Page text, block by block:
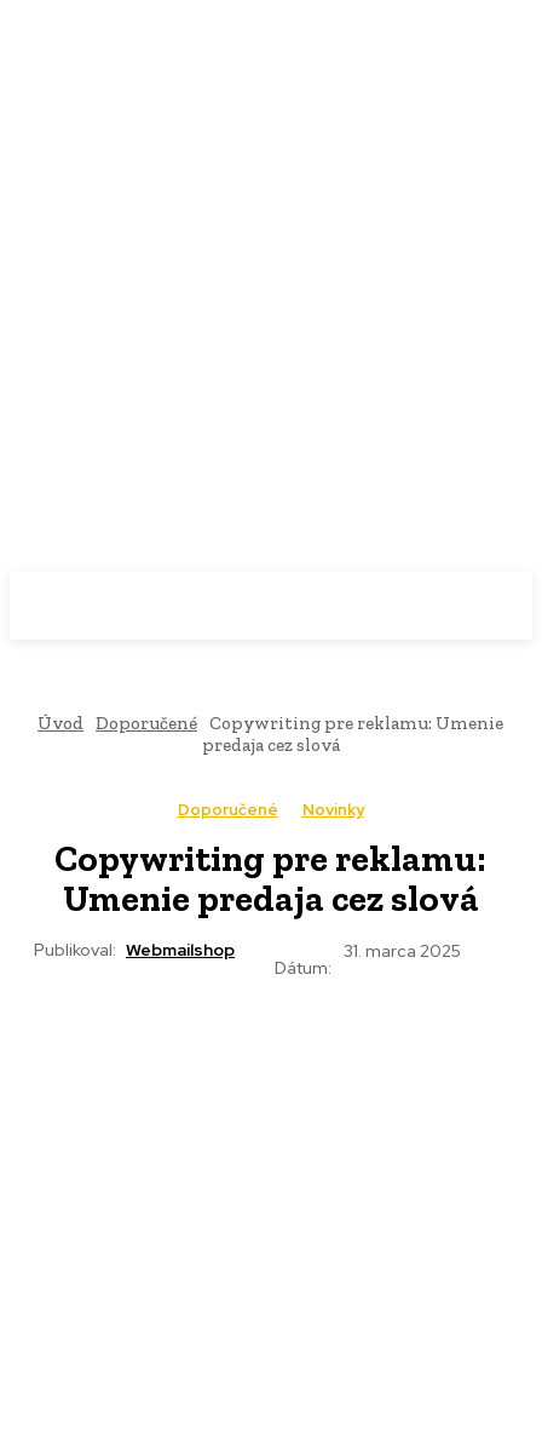
Úvod Doporučené Copywriting pre reklamu: Umenie
predaja cez slová
Doporučené Novinky
Copywriting pre reklamu:
Umenie predaja cez slová
Publikoval: Webmailshop
Dátum:
31. marca 2025